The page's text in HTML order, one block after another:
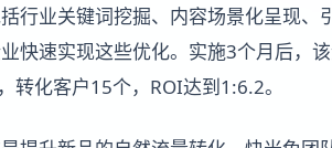
行业关键词挖掘、内容场景化呈现、
快速实现这些优化。实施3个月后，
化客户15个，ROI达到1:6.2。